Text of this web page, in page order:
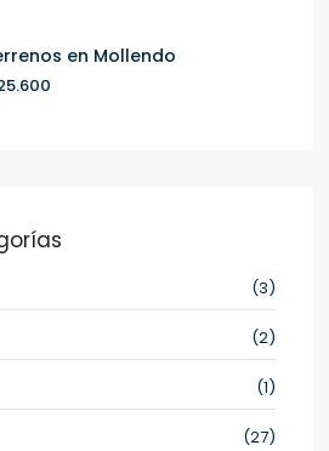
en Mollendo
(3)
(2)
(1)
(27)